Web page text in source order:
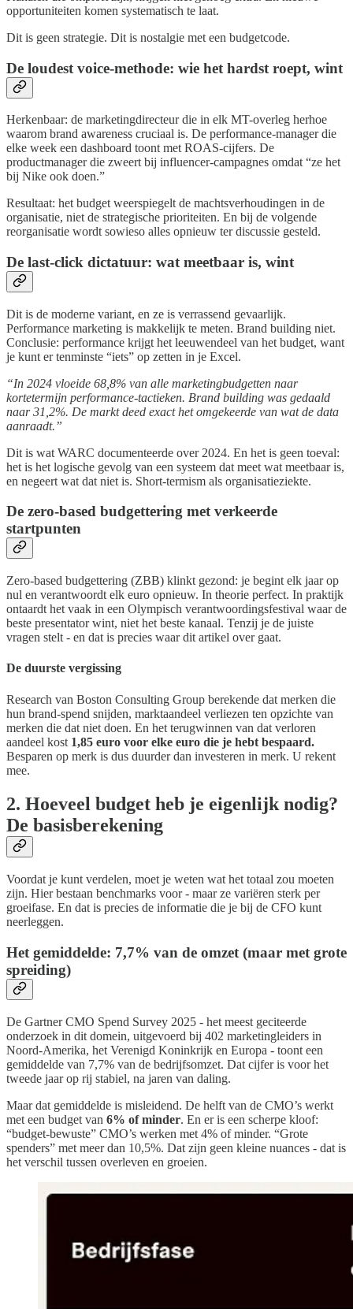
opportuniteiten komen systematisch te laat.
Dit is geen strategie. Dit is nostalgie met een budgetcode.
De loudest voice-methode: wie het hardst roept, wint
Herkenbaar: de marketingdirecteur die in elk MT-overleg herhoe
waarom brand awareness cruciaal is. De performance-manager die
elke week een dashboard toont met ROAS-cijfers. De
productmanager die zweert bij influencer-campagnes omdat “ze het
bij Nike ook doen.”
Resultaat: het budget weerspiegelt de machtsverhoudingen in de
organisatie, niet de strategische prioriteiten. En bij de volgende
reorganisatie wordt sowieso alles opnieuw ter discussie gesteld.
De last-click dictatuur: wat meetbaar is, wint
Dit is de moderne variant, en ze is verrassend gevaarlijk.
Performance marketing is makkelijk te meten. Brand building niet.
Conclusie: performance krijgt het leeuwendeel van het budget, want
je kunt er tenminste “iets” op zetten in je Excel.
“In 2024 vloeide 68,8% van alle marketingbudgetten naar
kortetermijn performance-tactieken. Brand building was gedaald
naar 31,2%. De markt deed exact het omgekeerde van wat de data
aanraadt.”
Dit is wat WARC documenteerde over 2024. En het is geen toeval:
het is het logische gevolg van een systeem dat meet wat meetbaar is,
en negeert wat dat niet is. Short-termism als organisatieziekte.
De zero-based budgettering met verkeerde
startpunten
Zero-based budgettering (ZBB) klinkt gezond: je begint elk jaar op
nul en verantwoordt elk euro opnieuw. In theorie perfect. In praktijk
ontaardt het vaak in een Olympisch verantwoordingsfestival waar de
beste presentator wint, niet het beste kanaal. Tenzij je de juiste
vragen stelt - en dat is precies waar dit artikel over gaat.
De duurste vergissing
Research van Boston Consulting Group berekende dat merken die
hun brand-spend snijden, marktaandeel verliezen ten opzichte van
merken die dat niet doen. En het terugwinnen van dat verloren
aandeel kost 1,85 euro voor elke euro die je hebt bespaard.
Besparen op merk is dus duurder dan investeren in merk. U rekent
mee.
2. Hoeveel budget heb je eigenlijk nodig?
De basisberekening
Voordat je kunt verdelen, moet je weten wat het totaal zou moeten
zijn. Hier bestaan benchmarks voor - maar ze variëren sterk per
groeifase. En dat is precies de informatie die je bij de CFO kunt
neerleggen.
Het gemiddelde: 7,7% van de omzet (maar met grote
spreiding)
De Gartner CMO Spend Survey 2025 - het meest geciteerde
onderzoek in dit domein, uitgevoerd bij 402 marketingleiders in
Noord-Amerika, het Verenigd Koninkrijk en Europa - toont een
gemiddelde van 7,7% van de bedrijfsomzet. Dat cijfer is voor het
tweede jaar op rij stabiel, na jaren van daling.
Maar dat gemiddelde is misleidend. De helft van de CMO’s werkt
met een budget van 6% of minder. En er is een scherpe kloof:
“budget-bewuste” CMO’s werken met 4% of minder. “Grote
spenders” met meer dan 10,5%. Dat zijn geen kleine nuances - dat is
het verschil tussen overleven en groeien.